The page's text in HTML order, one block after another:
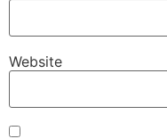
Website